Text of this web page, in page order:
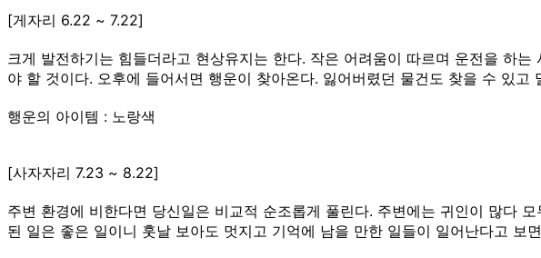
[게자리 6.22 ~ 7.22]
크게 발전하기는 힘들더라고 현상유지는 한다. 작은 어려움이 따르며 운전을 하
야 할 것이다. 오후에 들어서면 행운이 찾아온다. 잃어버렸던 물건도 찾을 수 있
행운의 아이템 : 노랑색
[사자자리 7.23 ~ 8.22]
주변 환경에 비한다면 당신일은 비교적 순조롭게 풀린다. 주변에는 귀인이 많다
된 일은 좋은 일이니 훗날 보아도 멋지고 기억에 남을 만한 일들이 일어난다고 보